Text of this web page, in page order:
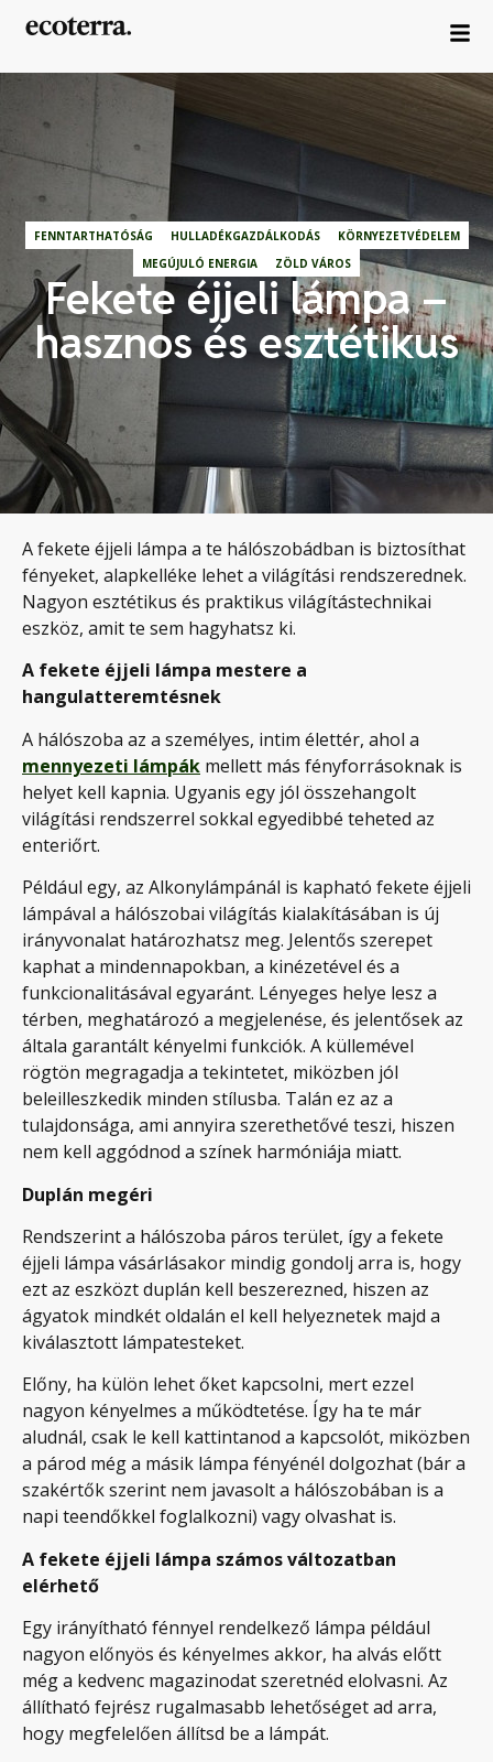
FENNTARTHATÓSÁG HULLADÉKGAZDÁLKODÁS
KÖRNYEZETVÉDELEM
MEGÚJULÓ ENERGIA
ZÖLD VÁROS
Fekete éjjeli lámpa –
hasznos és esztétikus
A fekete éjjeli lámpa a te hálószobádban is biztosíthat
fényeket, alapkelléke lehet a világítási rendszerednek.
Nagyon esztétikus és praktikus világítástechnikai
eszköz, amit te sem hagyhatsz ki.
A fekete éjjeli lámpa mestere a
hangulatteremtésnek
A hálószoba az a személyes, intim élettér, ahol a
mennyezeti lámpák mellett más fényforrásoknak is
helyet kell kapnia. Ugyanis egy jól összehangolt
világítási rendszerrel sokkal egyedibbé teheted az
enteriőrt.
Például egy, az Alkonylámpánál is kapható fekete éjjeli
lámpával a hálószobai világítás kialakításában is új
irányvonalat határozhatsz meg. Jelentős szerepet
kaphat a mindennapokban, a kinézetével és a
funkcionalitásával egyaránt. Lényeges helye lesz a
térben, meghatározó a megjelenése, és jelentősek az
általa garantált kényelmi funkciók. A küllemével
rögtön megragadja a tekintetet, miközben jól
beleilleszkedik minden stílusba. Talán ez az a
tulajdonsága, ami annyira szerethetővé teszi, hiszen
nem kell aggódnod a színek harmóniája miatt.
Duplán megéri
Rendszerint a hálószoba páros terület, így a fekete
éjjeli lámpa vásárlásakor mindig gondolj arra is, hogy
ezt az eszközt duplán kell beszerezned, hiszen az
ágyatok mindkét oldalán el kell helyeznetek majd a
kiválasztott lámpatesteket.
Előny, ha külön lehet őket kapcsolni, mert ezzel
nagyon kényelmes a működtetése. Így ha te már
aludnál, csak le kell kattintanod a kapcsolót, miközben
a párod még a másik lámpa fényénél dolgozhat (bár a
szakértők szerint nem javasolt a hálószobában is a
napi teendőkkel foglalkozni) vagy olvashat is.
A fekete éjjeli lámpa számos változatban
elérhető
Egy irányítható fénnyel rendelkező lámpa például
nagyon előnyös és kényelmes akkor, ha alvás előtt
még a kedvenc magazinodat szeretnéd elolvasni. Az
állítható fejrész rugalmasabb lehetőséget ad arra,
hogy megfelelően állítsd be a lámpát.